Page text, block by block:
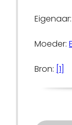
Moeder:
Bron: [1]